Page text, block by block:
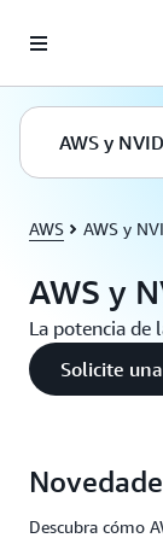
AWS y
AWS AWS y
AWS y
La potencia de
Solicite
Descubra cómo